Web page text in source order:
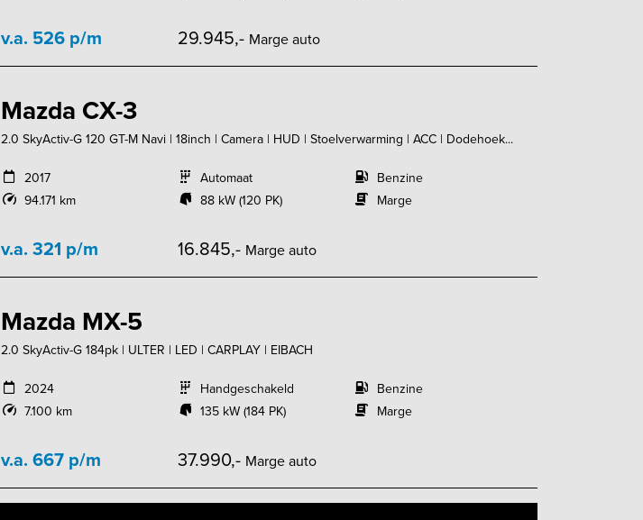
v.a. 526 p/m 29.945,- Marge auto
Mazda CX-3
2.0 SkyActiv-G 120 GT-M Navi | 18inch | Camera | HUD | Stoelverwarming | ACC | Dodehoek...
2017
94.171 km
Automaat
88 kW (120 PK)
Benzine
Marge
v.a. 321 p/m 16.845,- Marge auto
Mazda MX-5
2.0 SkyActiv-G 184pk | ULTER | LED | CARPLAY | EIBACH
2024
7.100 km
Handgeschakeld
135 kW (184 PK)
Benzine
Marge
v.a. 667 p/m 37.990,- Marge auto